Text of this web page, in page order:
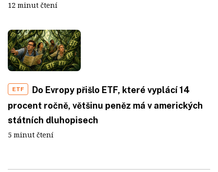
12 minut čtení
ETF
Do Evropy přišlo ETF, které vyplácí 14
procent ročně, většinu peněz má v amerických
státních dluhopisech
5 minut čtení